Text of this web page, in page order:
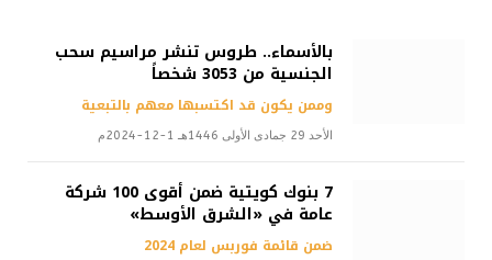
بالأسماء.. طروس تنشر مراسيم سحب
الجنسية من 3053 شخصاً
وممن يكون قد اكتسبها معهم بالتبعية
الأحد 29 جمادى الأولى 1446هـ 1-12-2024م
7 بنوك كويتية ضمن أقوى 100 شركة
عامة في «الشرق الأوسط»
ضمن قائمة فوربس لعام 2024